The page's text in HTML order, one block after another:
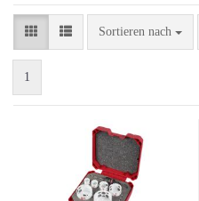
Sortieren nach
Sortieren nach
1